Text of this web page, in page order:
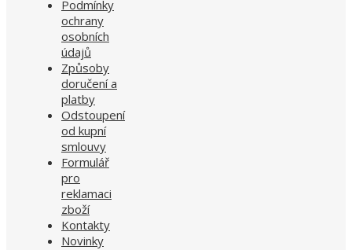
Podmínky
ochrany
osobních
údajů
Způsoby
doručení a
platby
Odstoupení
od kupní
smlouvy
Formulář
pro
reklamaci
zboží
Kontakty
Novinky